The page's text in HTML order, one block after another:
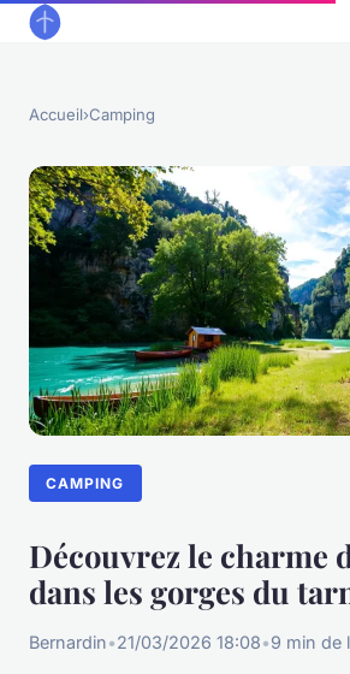
Accueil›Camping
CAMPING
Découvrez le charme
dans les gorges du
Bernardin•21/03/2026 18:08•9 min de